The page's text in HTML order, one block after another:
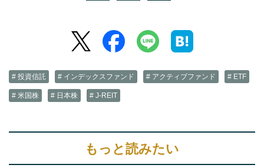
# 投資信託 # インデックスファンド # アクティブファンド # ETF
# 米国株 # 日本株 # J-REIT
もっと読みたい